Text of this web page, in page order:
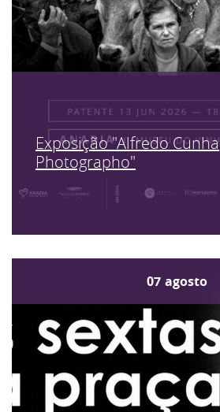
Exposição "Alfredo Cunha
Photographo"
07 agosto